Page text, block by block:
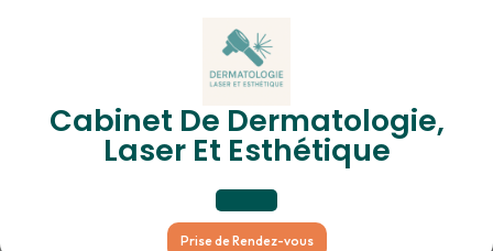
Cabinet De Dermatologie,
Laser Et Esthétique
Open
Prise de Rendez-vous
Syphilis Tertiaire (forme
Gommateuse)